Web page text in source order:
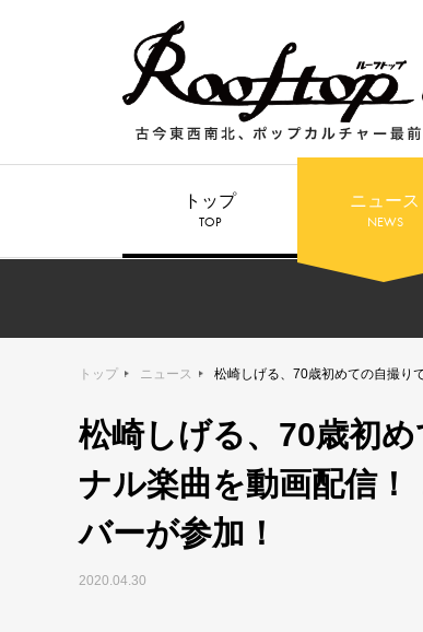
トップ
TOP
ニュース
NEWS
トップ ニュース 松崎しげる、70歳初めての自撮り
松崎しげる、70歳初
ナル楽曲を動画配信
バーが参加！
2020.04.30